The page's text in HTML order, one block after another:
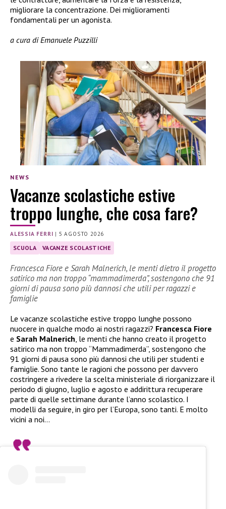
migliorare la concentrazione. Dei miglioramenti
fondamentali per un agonista.
a cura di Emanuele Puzzilli
NEWS
Vacanze scolastiche estive
troppo lunghe, che cosa fare?
ALESSIA FERRI | 5 AGOSTO 2026
SCUOLA VACANZE SCOLASTICHE
Francesca Fiore e Sarah Malnerich, le menti dietro il progetto
satirico ma non troppo “mammadimerda”, sostengono che 91
giorni di pausa sono più dannosi che utili per ragazzi e
famiglie
Le vacanze scolastiche estive troppo lunghe possono
nuocere in qualche modo ai nostri ragazzi? Francesca Fiore
e Sarah Malnerich, le menti che hanno creato il progetto
satirico ma non troppo “Mammadimerda”, sostengono che
91 giorni di pausa sono più dannosi che utili per studenti e
famiglie. Sono tante le ragioni che possono per davvero
costringere a rivedere la scelta ministeriale di riorganizzare il
periodo di giugno, luglio e agosto e addirittura recuperare
parte di quelle settimane durante l’anno scolastico. I
modelli da seguire, in giro per l’Europa, sono tanti. E molto
vicini a noi…